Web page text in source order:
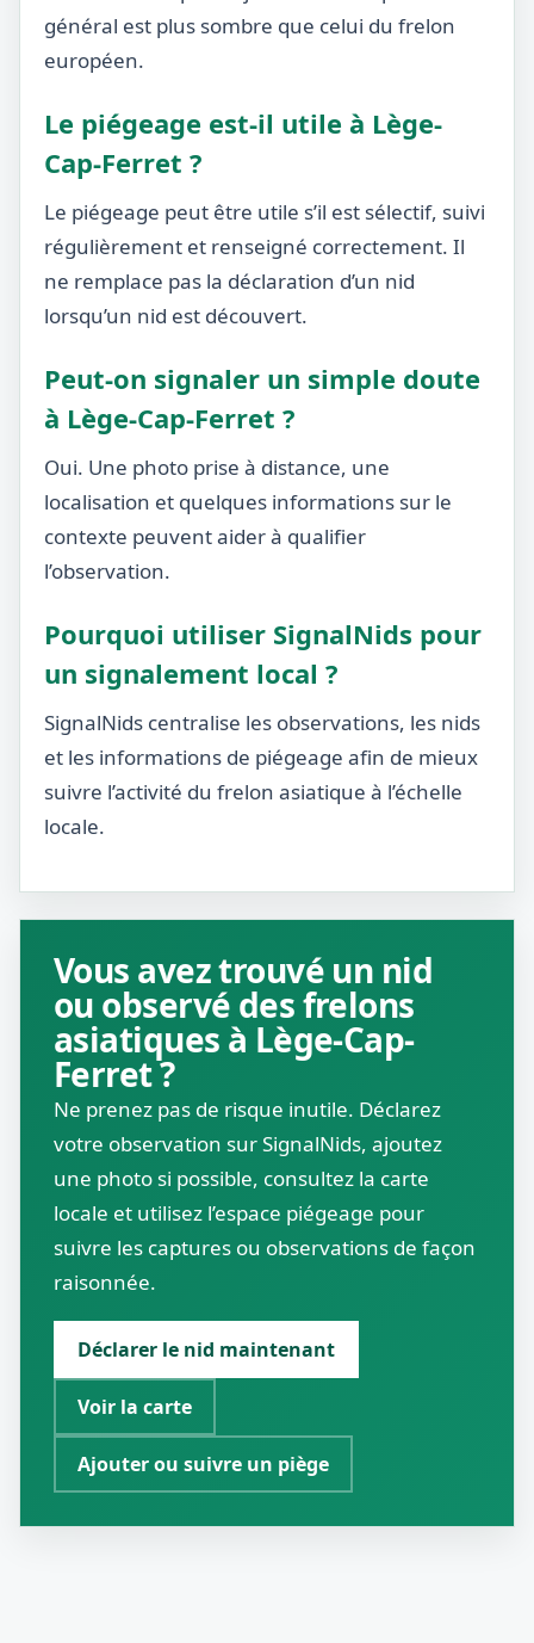
général est plus sombre que celui du frelon
européen.
Le piégeage est-il utile à Lège-
Cap-Ferret ?
Le piégeage peut être utile s’il est sélectif, suivi
régulièrement et renseigné correctement. Il
ne remplace pas la déclaration d’un nid
lorsqu’un nid est découvert.
Peut-on signaler un simple doute
à Lège-Cap-Ferret ?
Oui. Une photo prise à distance, une
localisation et quelques informations sur le
contexte peuvent aider à qualifier
l’observation.
Pourquoi utiliser SignalNids pour
un signalement local ?
SignalNids centralise les observations, les nids
et les informations de piégeage afin de mieux
suivre l’activité du frelon asiatique à l’échelle
locale.
Vous avez trouvé un nid
ou observé des frelons
asiatiques à Lège-Cap-
Ferret ?
Ne prenez pas de risque inutile. Déclarez
votre observation sur SignalNids, ajoutez
une photo si possible, consultez la carte
locale et utilisez l’espace piégeage pour
suivre les captures ou observations de façon
raisonnée.
Déclarer le nid maintenant
Voir la carte
Ajouter ou suivre un piège